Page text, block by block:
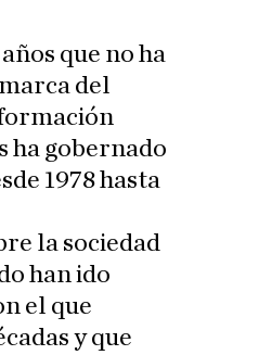
que no ha
del
formación
ha gobernado
1978 hasta
la sociedad
han ido
el que
y que